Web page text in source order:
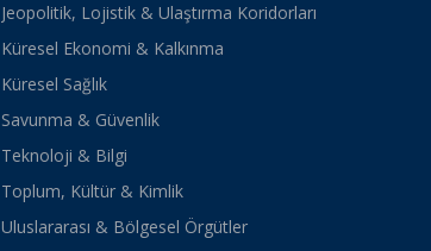
Jeopolitik, Lojistik & Ulaştırma Koridorları
Küresel Ekonomi & Kalkınma
Küresel Sağlık
Savunma & Güvenlik
Teknoloji & Bilgi
Toplum, Kültür & Kimlik
Uluslararası & Bölgesel Örgütler